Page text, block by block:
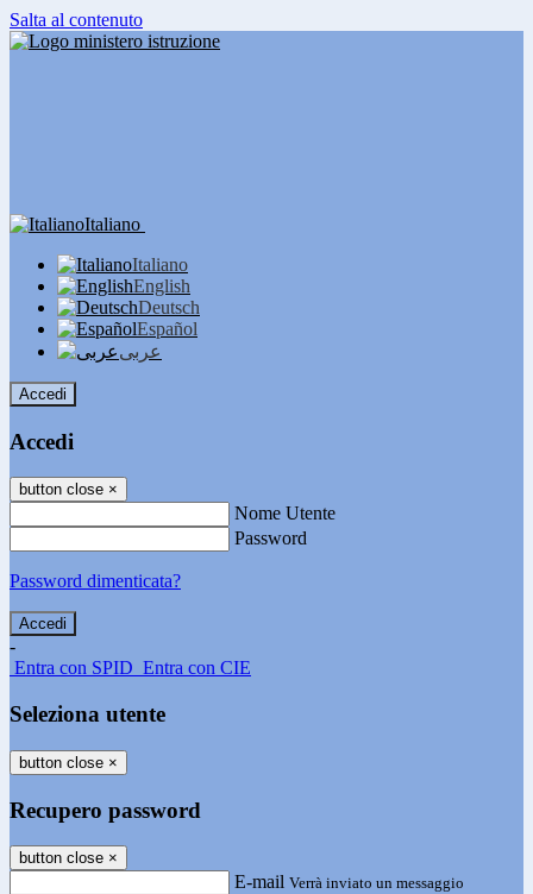
Salta al contenuto
Italiano
Italiano
English
Deutsch
Español
عربى
Accedi
Accedi
button close ×
Nome Utente
Password
Password dimenticata?
-
Entra con SPID Entra con CIE
Seleziona utente
button close ×
Recupero password
button close ×
E-mail Verrà inviato un messaggio